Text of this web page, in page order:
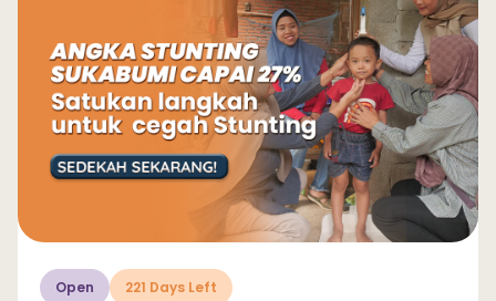
Open 221 Days Left